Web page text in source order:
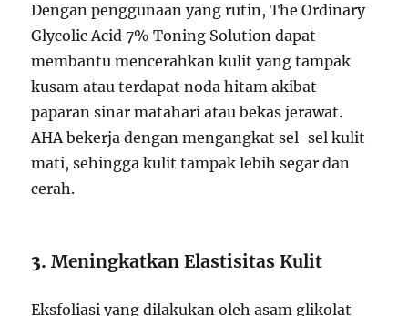
Dengan penggunaan yang rutin, The Ordinary
Glycolic Acid 7% Toning Solution dapat
membantu mencerahkan kulit yang tampak
kusam atau terdapat noda hitam akibat
paparan sinar matahari atau bekas jerawat.
AHA bekerja dengan mengangkat sel-sel kulit
mati, sehingga kulit tampak lebih segar dan
cerah.
3.Meningkatkan Elastisitas Kulit
Eksfoliasi yang dilakukan oleh asam glikolat